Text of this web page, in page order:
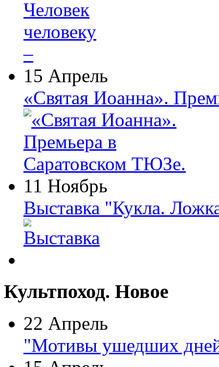
15 Апрель
«Святая Иоанна».
11 Ноябрь
Выставка "Кукла.
Культпоход. Новое
22 Апрель
"Мотивы ушедших